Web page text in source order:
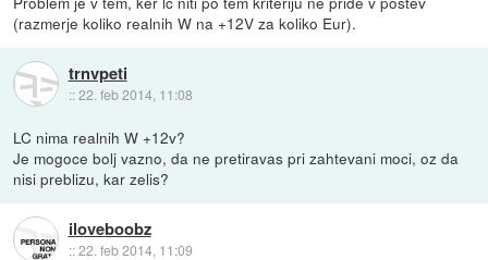
(razmerje koliko realnih W na +12V za koliko Eur).
trnvpeti
::22. feb 2014, 11:08
LC nima realnih W +12v?
Je mogoce bolj vazno, da ne pretiravas pri zahtevani moci, oz da
nisi preblizu, kar zelis?
iloveboobz
::22. feb 2014, 11:09